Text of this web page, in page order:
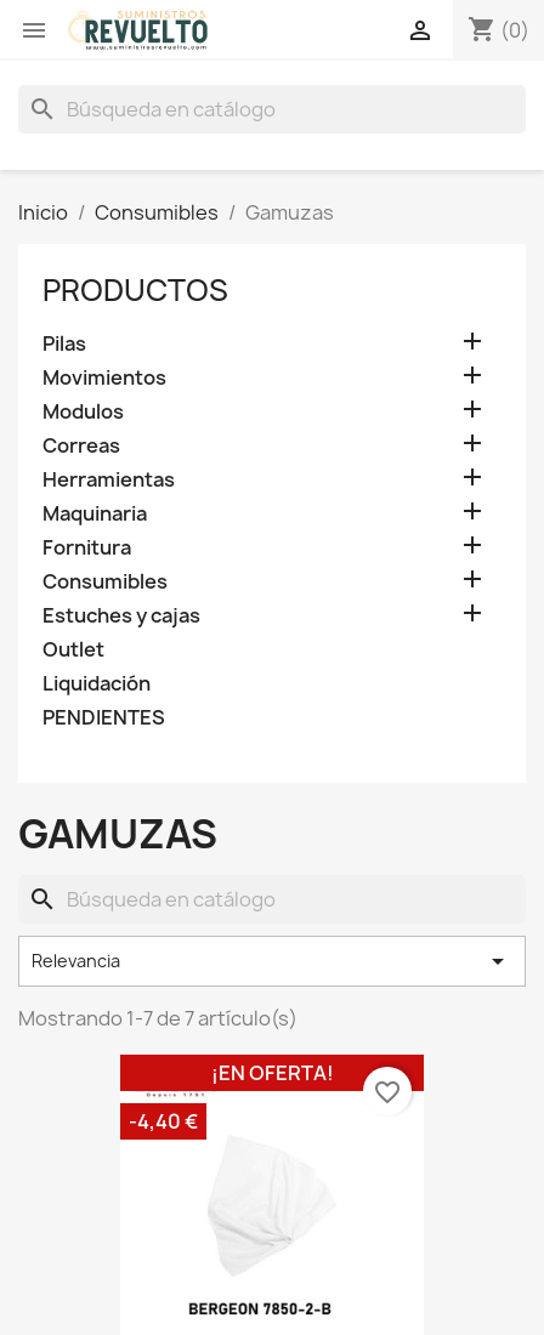
 shopping_cart (0)

search
Inicio Consumibles Gamuzas
PRODUCTOS
Pilas 
Movimientos 
Modulos 
Correas 
Herramientas 
Maquinaria 
Fornitura 
Consumibles 
Estuches y cajas 
Outlet
Liquidación
PENDIENTES
GAMUZAS
search
Relevancia 
Mostrando 1-7 de 7 artículo(s)
¡EN OFERTA!
-4,40 €
favorite_border